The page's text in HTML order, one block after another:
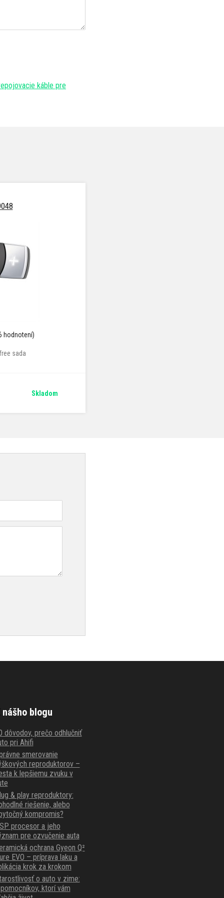
káble pre
hodnotení)
sada
Skladom
nášho blogu
dôvodov, prečo odhlučniť
pri Ahifi
smerovanie
reproduktorov –
k lepšiemu zvuku v
& play reproduktory:
riešenie, alebo
kompromis?
procesor a jeho
pre ozvučenie auta
ochrana Gyeon Q²
EVO – príprava laku a
krok za krokom
o auto v zime:
ktorí vám